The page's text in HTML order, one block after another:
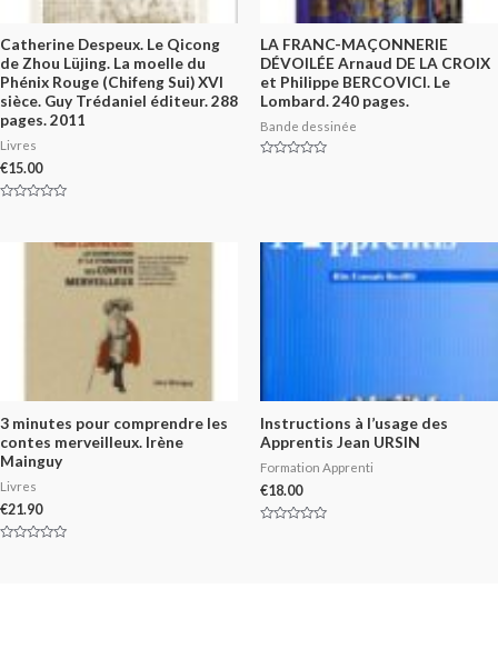
Catherine Despeux. Le Qicong
de Zhou Lüjing. La moelle du
Phénix Rouge (Chifeng Sui) XVI
sièce. Guy Trédaniel éditeur. 288
pages. 2011
Livres
€15.00
LA FRANC-MAÇONNERIE
DÉVOILÉE Arnaud DE LA CROIX
et Philippe BERCOVICI. Le
Lombard. 240 pages.
Bande dessinée
3 minutes pour comprendre les
contes merveilleux. Irène
Mainguy
Livres
€21.90
Instructions à l’usage des
Apprentis Jean URSIN
Formation Apprenti
€18.00